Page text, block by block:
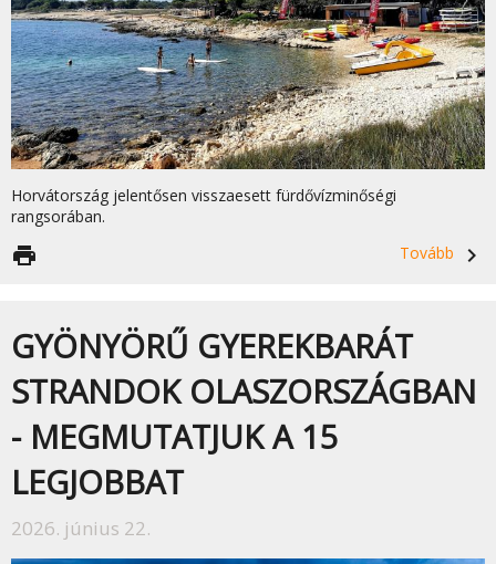
Horvátország jelentősen visszaesett fürdővízminőségi
rangsorában.
Tovább
navigate_next
print
GYÖNYÖRŰ GYEREKBARÁT
STRANDOK OLASZORSZÁGBAN
- MEGMUTATJUK A 15
LEGJOBBAT
2026. június 22.